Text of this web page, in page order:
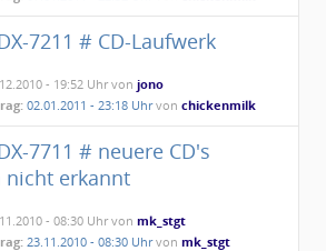
7211 # CD-Laufwerk
- 19:52 Uhr vonjono
02.01.2011 - 23:18 Uhrvonchickenmilk
7711 # neuere CD's
nicht erkannt
- 08:30 Uhr vonmk_stgt
23.11.2010 - 08:30 Uhrvonmk_stgt